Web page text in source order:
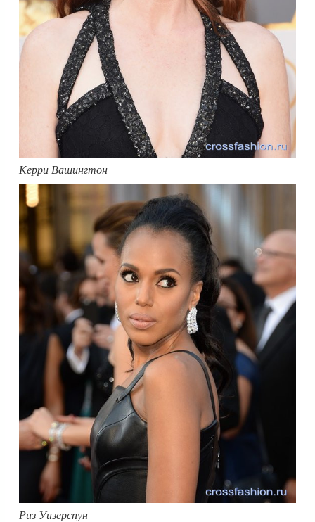
Керри Вашингтон
Риз Уизерспун